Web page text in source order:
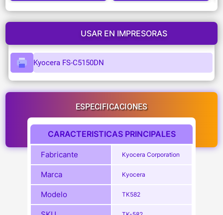
USAR EN IMPRESORAS
Kyocera FS-C5150DN
ESPECIFICACIONES
CARACTERISTICAS PRINCIPALES
Fabricante Kyocera Corporation
Marca Kyocera
Modelo TK582